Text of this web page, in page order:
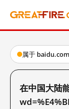
属于 baidu.com
在中国大陆